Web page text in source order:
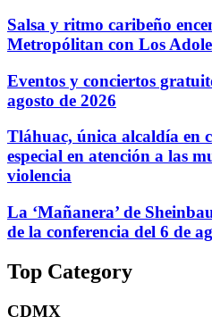
Salsa y ritmo caribeño
Metropólitan con Los
Eventos y conciertos
agosto de 2026
Tláhuac, única alcaldía en
especial en atención a las
violencia
La ‘Mañanera’ de
de la conferencia del 6 de
Top Category
CDMX